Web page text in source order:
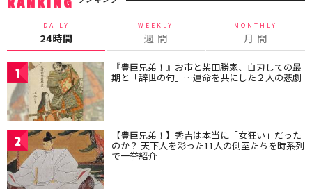
RANKING
DAILY
24時間
WEEKLY
週 間
MONTHLY
月 間
1 『豊臣兄弟！』お市と柴田勝家、自刃しての最
期と「辞世の句」…運命を共にした２人の悲劇
2 【豊臣兄弟！】秀吉は本当に「女狂い」だった
のか？ 天下人を彩った11人の側室たちを時系列
で一挙紹介